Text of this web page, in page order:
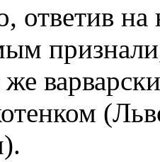
ответив